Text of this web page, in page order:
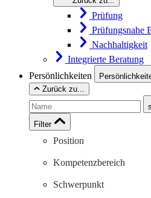
Prüfung
Prüfungsnahe
Nachhaltigkeit
Integrierte Beratung
Persönlichkeiten
Zurück zu...
Filter
Position
Kompetenzbereich
Schwerpunkt